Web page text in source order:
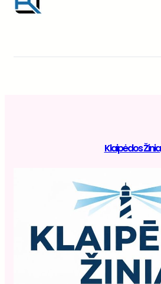
Klaipėdos Žinia